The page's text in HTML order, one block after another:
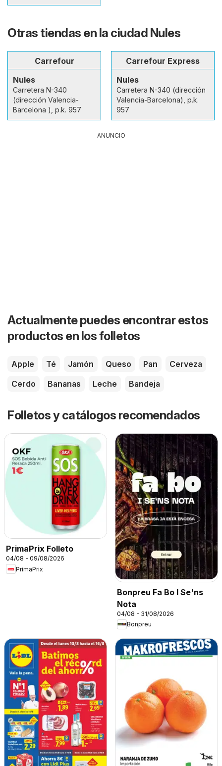
Otras tiendas en la ciudad Nules
Carrefour
Nules
Carretera N-340
(dirección Valencia-
Barcelona ), p.k. 957
Carrefour Express
Nules
Carretera N-340 (dirección
Valencia-Barcelona), p.k.
957
ANUNCIO
Actualmente puedes encontrar estos
productos en los folletos
Apple Té Jamón Queso Pan
Cerveza
Cerdo
Bananas Leche Bandeja
Folletos y catálogos recomendados
PrimaPrix Folleto
04/08 - 09/08/2026
PrimaPrix
Bonpreu Fa Bo I Se'ns
Nota
04/08 - 31/08/2026
Bonpreu